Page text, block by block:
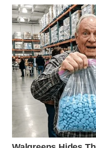
WN
LIKUPANG
WN
LABUANBAJO
WN
BORNEO
Wahana
Media
Group